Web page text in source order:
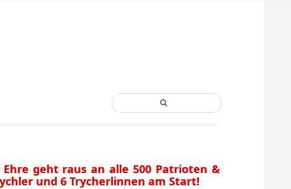
Ehre geht raus an alle 500 Patrioten &
und 6 Trycherlinnen am Start!